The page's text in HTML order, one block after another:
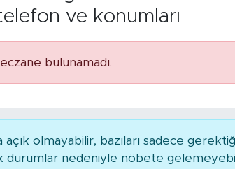
ve konumları
bulunamadı.
olmayabilir, bazıları sadece
durumlar nedeniyle nöbete